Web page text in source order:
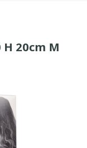
20cm M